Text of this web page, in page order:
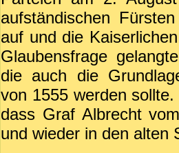
aufständischen
auf und die
Glaubensfrage
die auch die
von 1555 werden
dass Graf Albrecht
und wieder in den alten